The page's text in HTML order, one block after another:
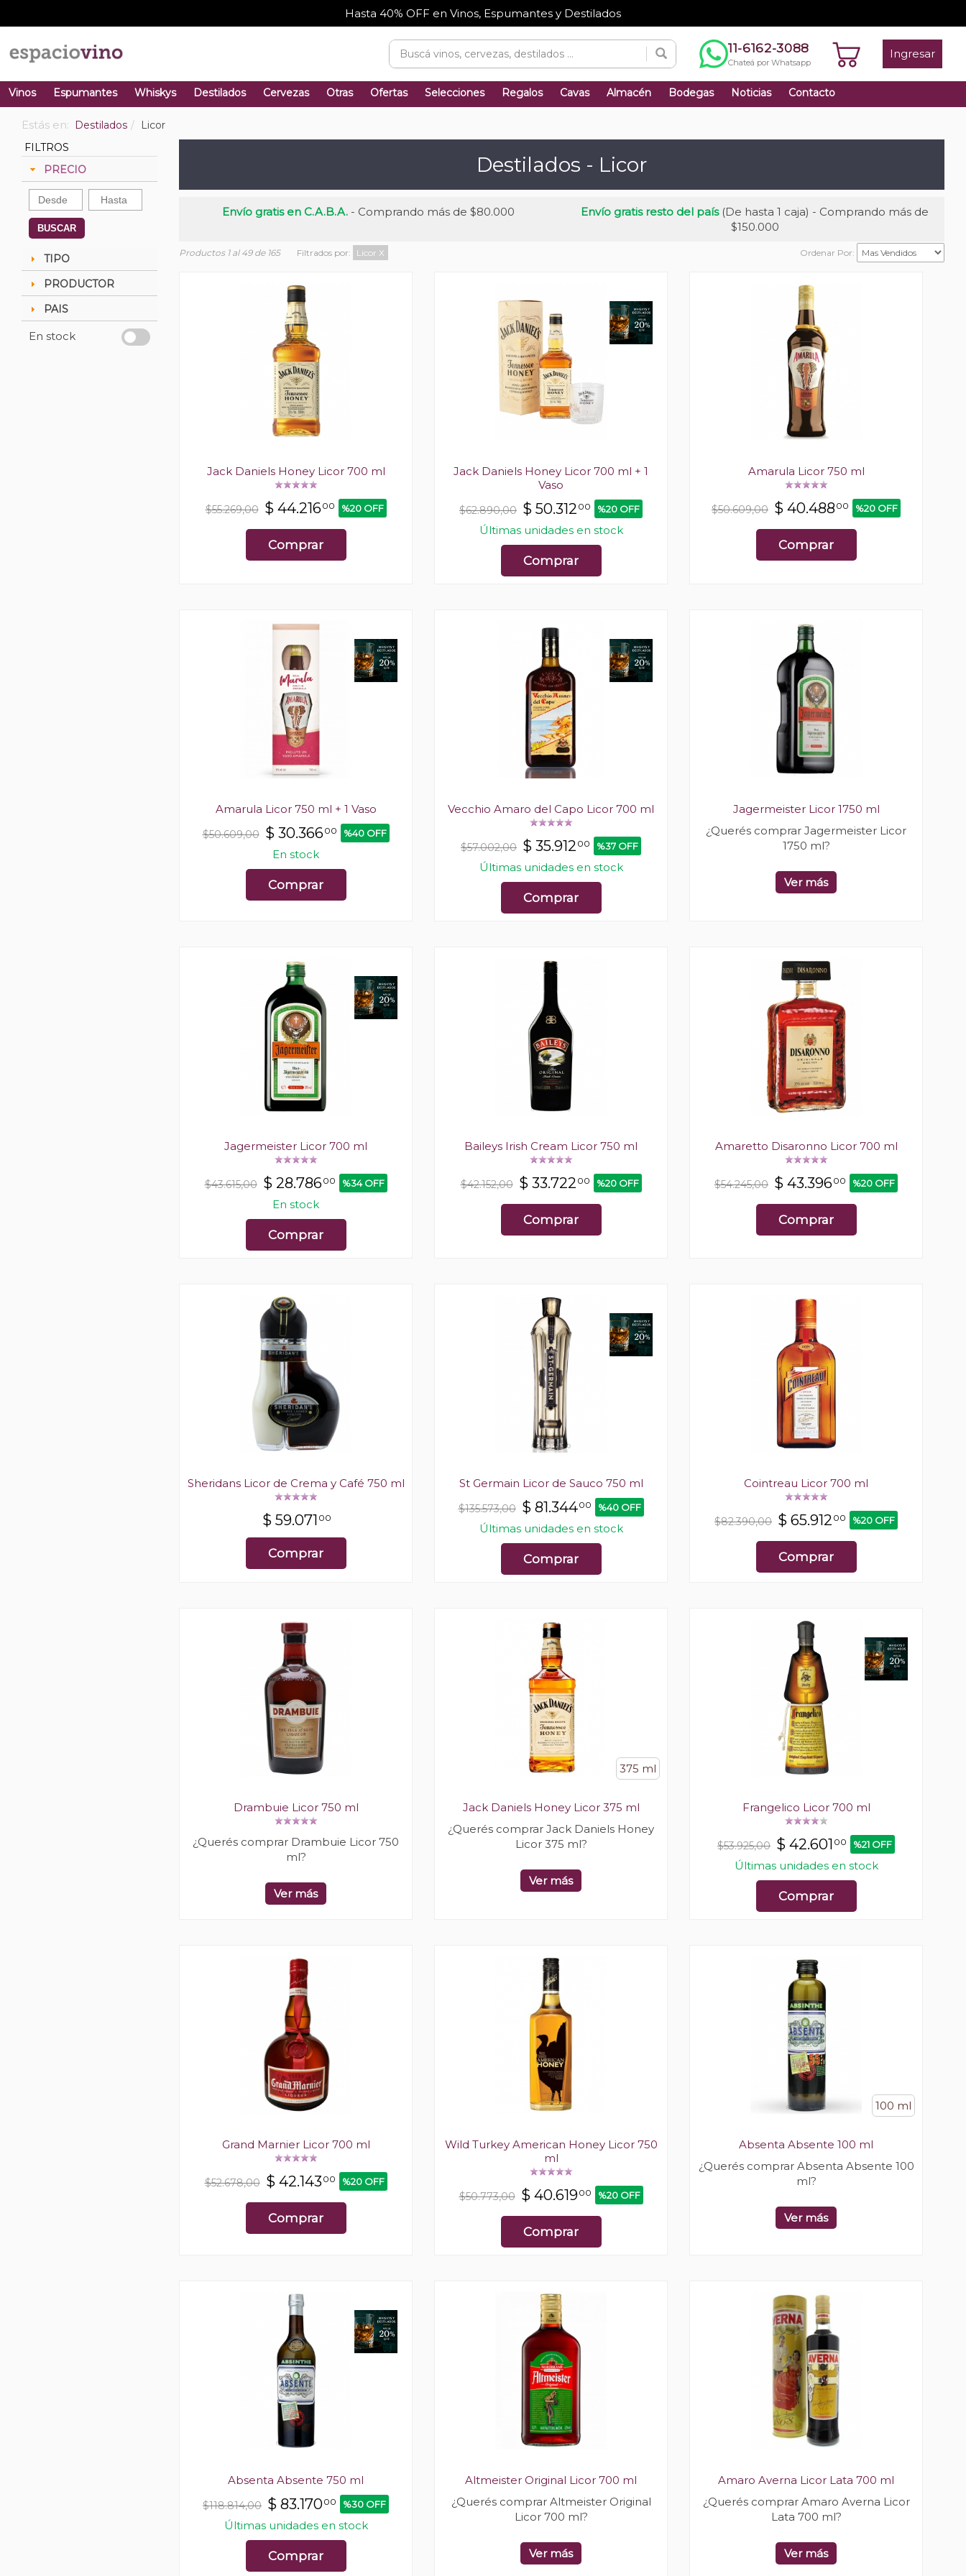
Hasta 40% OFF en Vinos, Espumantes y Destilados
11-6162-3088
Chateá por Whatsapp
Ingresar
Vinos Espumantes Whiskys Destilados Cervezas Otras Ofertas Selecciones Regalos Cavas Almacén Bodegas Noticias Contacto
Estás en: Destilados
Licor
FILTROS
PRECIO
BUSCAR
TIPO
PRODUCTOR
PAIS
En stock
Destilados - Licor
Envío gratis en C.A.B.A. - Comprando más de $80.000 Envío gratis resto del país(De hasta 1 caja) - Comprando más de
$150.000
Productos 1 al 49 de 165 Filtrados por: Licor X Ordenar Por:
Jack Daniels Honey Licor 700 ml
$55.269,00 $ 44.21600 %20 OFF
Comprar
Jack Daniels Honey Licor 700 ml + 1
Vaso
$62.890,00 $ 50.312 00 %20 OFF
Últimas unidades en stock
Comprar
Amarula Licor 750 ml
$50.609,00 $ 40.488 00 %20 OFF
Comprar
Amarula Licor 750 ml + 1 Vaso
$50.609,00 $ 30.36600 %40 OFF
En stock
Comprar
Vecchio Amaro del Capo Licor 700 ml
$57.002,00 $ 35.912 00 %37 OFF
Últimas unidades en stock
Comprar
Jagermeister Licor 1750 ml
¿Querés comprar Jagermeister Licor
1750 ml?
Ver más
Jagermeister Licor 700 ml
$43.615,00 $ 28.78600 %34 OFF
En stock
Comprar
Baileys Irish Cream Licor 750 ml
$42.152,00 $ 33.722 00 %20 OFF
Comprar
Amaretto Disaronno Licor 700 ml
$54.245,00 $ 43.39600 %20 OFF
Comprar
Sheridans Licor de Crema y Café 750 ml
$ 59.071 00
Comprar
St Germain Licor de Sauco 750 ml
$135.573,00 $ 81.34400 %40 OFF
Últimas unidades en stock
Comprar
Cointreau Licor 700 ml
$82.390,00 $ 65.912 00 %20 OFF
Comprar
Drambuie Licor 750 ml
¿Querés comprar Drambuie Licor 750
ml?
Ver más
375 ml
Jack Daniels Honey Licor 375 ml
¿Querés comprar Jack Daniels Honey
Licor 375 ml?
Ver más
Frangelico Licor 700 ml
$53.925,00 $ 42.601 00 %21 OFF
Últimas unidades en stock
Comprar
Grand Marnier Licor 700 ml
$52.678,00 $ 42.143 00 %20 OFF
Comprar
Wild Turkey American Honey Licor 750
ml
$50.773,00 $ 40.61900 %20 OFF
Comprar
100 ml
Absenta Absente 100 ml
¿Querés comprar Absenta Absente 100
ml?
Ver más
Absenta Absente 750 ml
$118.814,00 $ 83.17000 %30 OFF
Últimas unidades en stock
Comprar
Altmeister Original Licor 700 ml
¿Querés comprar Altmeister Original
Licor 700 ml?
Ver más
Amaro Averna Licor Lata 700 ml
¿Querés comprar Amaro Averna Licor
Lata 700 ml?
Ver más